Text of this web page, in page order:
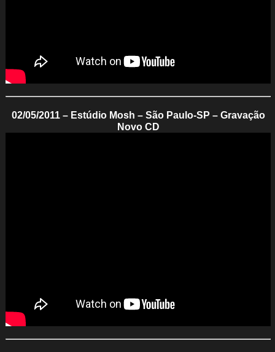
02/05/2011 – Estúdio Mosh – São Paulo-SP – Gravação
Novo CD